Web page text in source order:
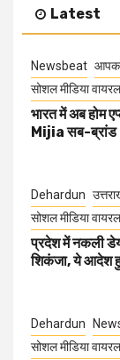
Latest
Newsbeat
सोशल मीडिया वायरल
भारत में अब होम
Mijia सब-ब्रांड
Dehardun
सोशल मीडिया वायरल
प्रदेश में नकली
शिकंजा, ये आदेश
Dehardun
सोशल मीडिया वायरल